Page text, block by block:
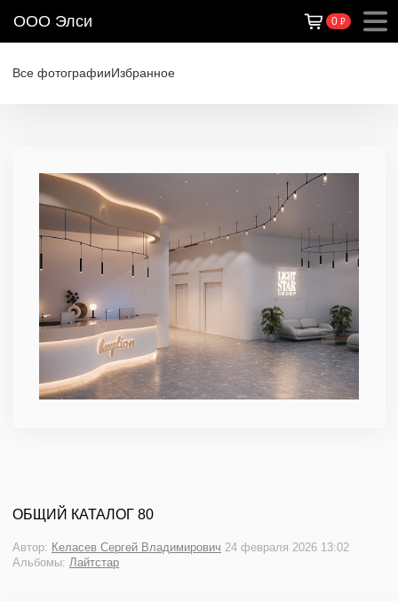
ООО Элси 0 ₽
Все фотографииИзбранное
ОБЩИЙ КАТАЛОГ 80
Автор: Келасев Сергей Владимирович 24 февраля 2026 13:02
Альбомы: Лайтстар